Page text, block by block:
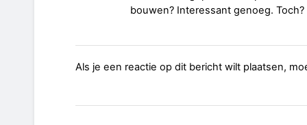
bouwen? Interessant genoeg. Toch?
Als je een reactie op dit bericht wilt plaatsen,